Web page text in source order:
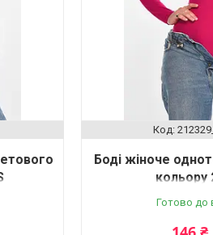
Боді жіноче
кольору
Готово до